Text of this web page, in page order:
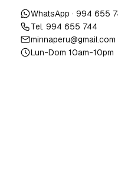
WhatsApp · 994 655
Tel. 994 655 744
minnaperu@gmail.com
Lun-Dom 10am-10pm